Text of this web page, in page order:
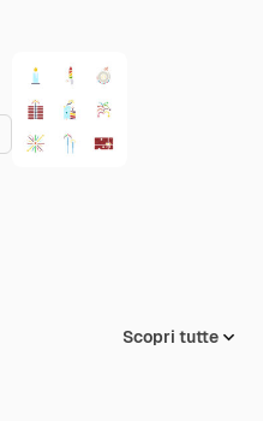
Scopri tutte